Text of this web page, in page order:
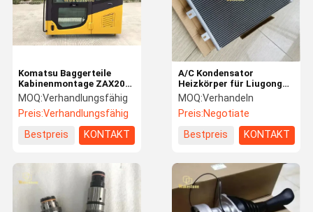
Komatsu Baggerteile
Kabinenmontage ZAX200
ZAX200-3G Bagger
Kabinen Tür Komatsu
Kabinen Tür
MOQ:Verhandlungsfähig
Preis:Verhandlungsfähig
Bestpreis
KONTAKT
A/C Kondensator
Heizkörper für Liugong
Bagger CLG905 906 907
908 C913E 915D
Kühlsystem Teile
MOQ:Verhandeln
Preis:Negotiate
Bestpreis
KONTAKT